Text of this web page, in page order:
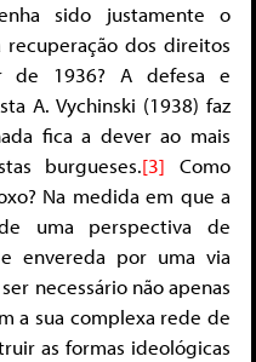
sido justamente o
dos direitos
de 1936? A defesa e
A. Vychinski (1938) faz
fica a dever ao mais
burgueses.[3] Como
Na medida em que a
uma perspectiva de
envereda por uma via
necessário não apenas
a sua complexa rede de
as formas ideológicas